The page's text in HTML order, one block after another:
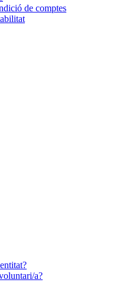
de comptes
a?